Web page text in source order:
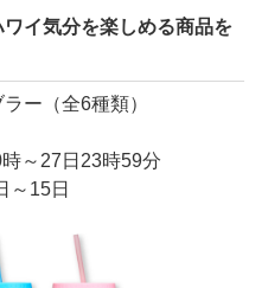
イ気分を楽しめる商品を
ー（全6種類）
～27日23時59分
～15日